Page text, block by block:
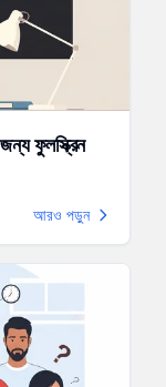
ফুলস্ক্রিন
আরও পড়ুন